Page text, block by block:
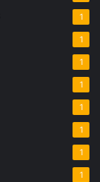
1
1
1
1
1
1
1
1